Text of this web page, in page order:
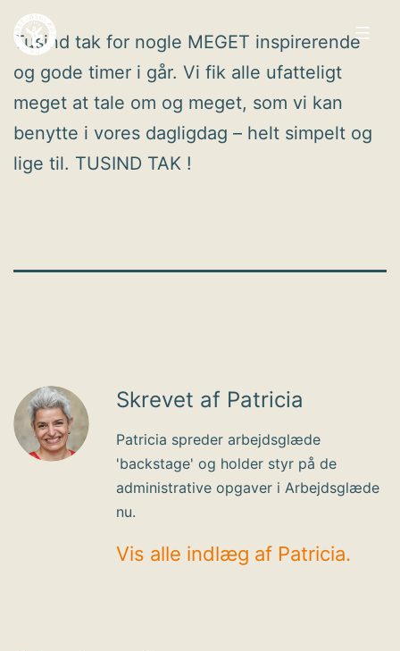
Fortsæt
til
indhold
Arbejdsglæde
nu
Tusind tak for nogle MEGET inspirerende
og gode timer i går. Vi fik alle ufatteligt
meget at tale om og meget, som vi kan
benytte i vores dagligdag – helt simpelt og
lige til. TUSIND TAK !
Skrevet af Patricia
Patricia spreder arbejdsglæde
'backstage' og holder styr på de
administrative opgaver i Arbejdsglæde
nu.
Vis alle indlæg af Patricia.